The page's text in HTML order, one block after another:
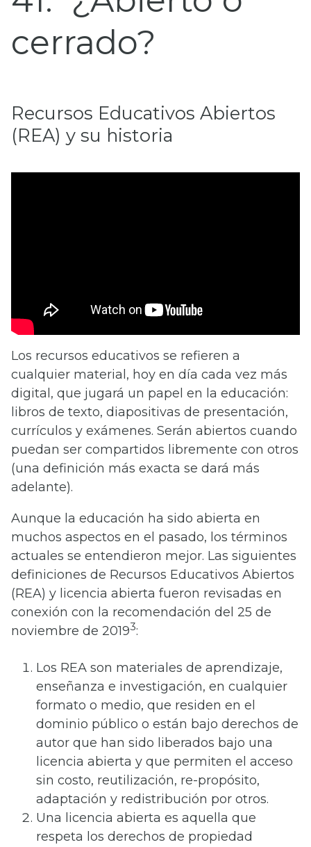
cerrado?
Recursos Educativos Abiertos
(REA) y su historia
Los recursos educativos se refieren a
cualquier material, hoy en día cada vez más
digital, que jugará un papel en la educación:
libros de texto, diapositivas de presentación,
currículos y exámenes. Serán abiertos cuando
puedan ser compartidos libremente con otros
(una definición más exacta se dará más
adelante).
Aunque la educación ha sido abierta en
muchos aspectos en el pasado, los términos
actuales se entendieron mejor. Las siguientes
definiciones de Recursos Educativos Abiertos
(REA) y licencia abierta fueron revisadas en
conexión con la recomendación del 25 de
noviembre de 20193:
Los REA son materiales de aprendizaje,
enseñanza e investigación, en cualquier
formato o medio, que residen en el
dominio público o están bajo derechos de
autor que han sido liberados bajo una
licencia abierta y que permiten el acceso
sin costo, reutilización, re-propósito,
adaptación y redistribución por otros.
Una licencia abierta es aquella que
respeta los derechos de propiedad